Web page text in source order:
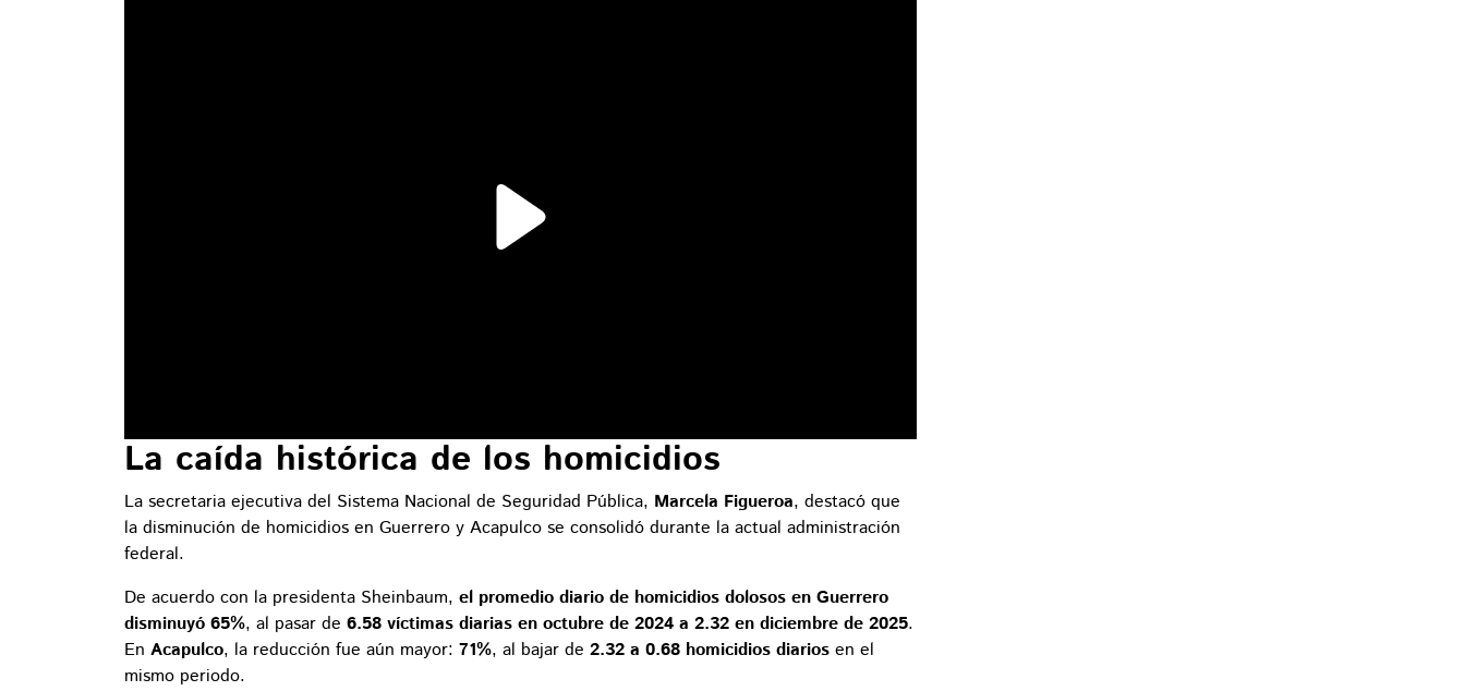
La caída histórica de los homicidios
La secretaria ejecutiva del Sistema Nacional de Seguridad Pública, Marcela Figueroa, destacó que
la disminución de homicidios en Guerrero y Acapulco se consolidó durante la actual administración
federal.
De acuerdo con la presidenta Sheinbaum, el promedio diario de homicidios dolosos en Guerrero
disminuyó 65%, al pasar de 6.58 víctimas diarias en octubre de 2024 a 2.32 en diciembre de 2025.
En Acapulco, la reducción fue aún mayor: 71%, al bajar de 2.32 a 0.68 homicidios diarios en el
mismo periodo.